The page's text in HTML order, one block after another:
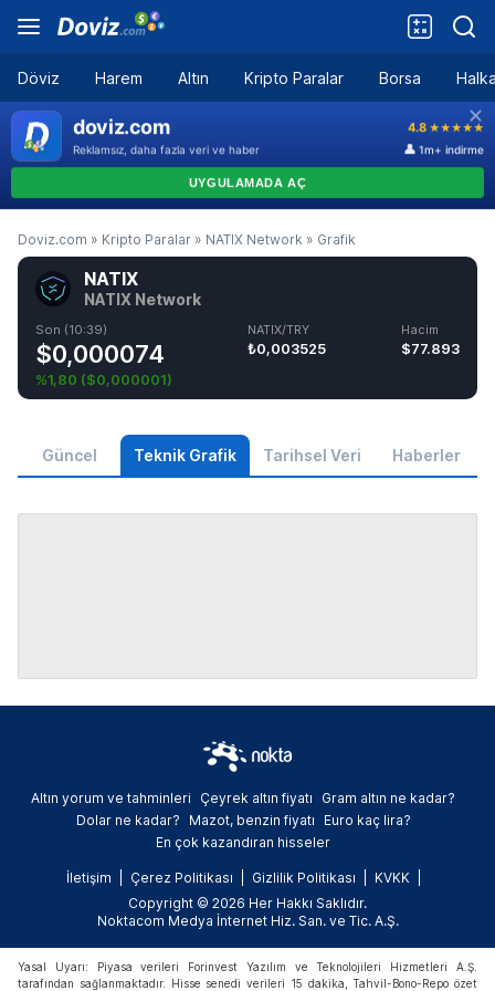
Döviz Harem Altın Kripto Paralar Borsa
Doviz.com » Kripto Paralar » NATIX Network » Grafik
NATIX
NATIX Network
Son (10:39)
$0,000074
%1,80 ($0,000001)
NATIX/TRY
₺0,003525
Hacim
$77.893
Güncel Teknik Grafik Tarihsel Veri Haberler
Altın yorum ve tahminleri Çeyrek altın fiyatı
Gram altın ne kadar?
Dolar ne kadar?
Mazot, benzin fiyatı
Euro kaç lira?
En çok kazandıran hisseler
İletişim Çerez Politikası Gizlilik Politikası
KVKK
Copyright © 2026 Her Hakkı Saklıdır.
Noktacom Medya İnternet Hiz. San. ve Tic. A.Ş.
Yasal Uyarı: Piyasa verileri Forinvest Yazılım ve Teknolojileri Hizmetleri A.Ş.
tarafından sağlanmaktadır. Hisse senedi verileri 15 dakika, Tahvil-Bono-Repo özet